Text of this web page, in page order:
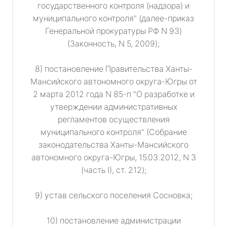
государственного контроля (надзора) и
муниципального контроля" (далее-приказ
Генеральной прокуратуры РФ N 93)
(Законность, N 5, 2009);
8) постановление Правительства Ханты-
Мансийского автономного округа-Югры от
2 марта 2012 года N 85-п "О разработке и
утверждении административных
регламентов осуществления
муниципального контроля" (Собрание
законодательства Ханты-Мансийского
автономного округа-Югры, 15.03.2012, N 3
(часть I), ст. 212);
9) устав сельского поселения Сосновка;
10) постановление администрации